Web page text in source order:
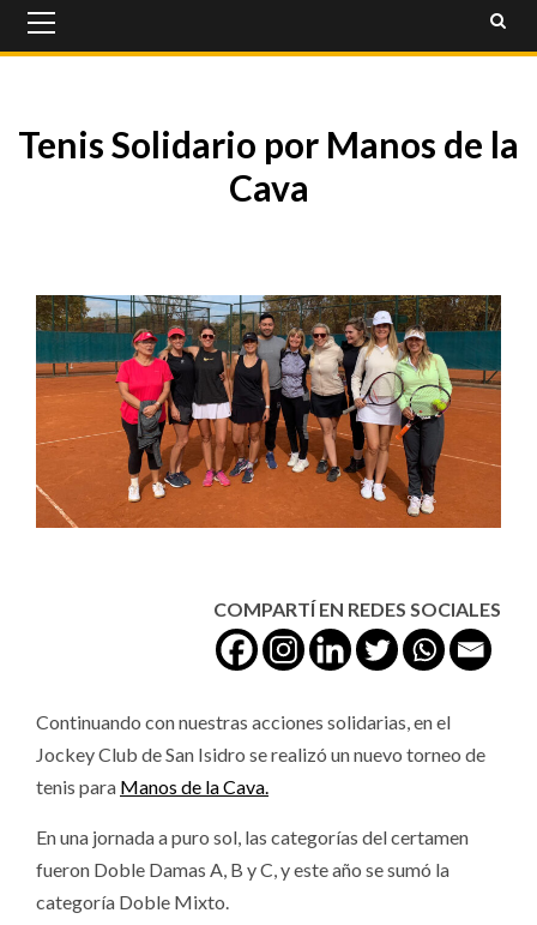
Menu
Tenis Solidario por Manos de la
Cava
COMPARTÍ EN REDES SOCIALES
Continuando con nuestras acciones solidarias, en el
Jockey Club de San Isidro se realizó un nuevo torneo de
tenis para Manos de la Cava.
En una jornada a puro sol, las categorías del certamen
fueron Doble Damas A, B y C, y este año se sumó la
categoría Doble Mixto.